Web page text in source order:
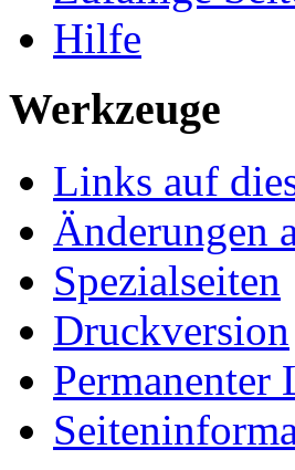
Hilfe
Werkzeuge
Links auf
Änderungen
Spezialseiten
Druckversion
Permanenter